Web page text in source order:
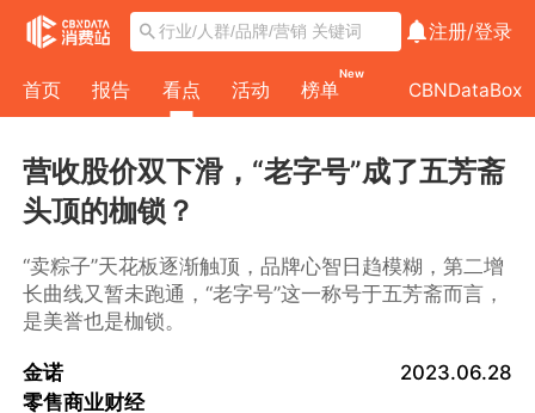
注册/登录
首页 报告 看点 活动 榜单
New
CBNDataBox
营收股价双下滑，“老字号”成了五芳斋
头顶的枷锁？
“卖粽子”天花板逐渐触顶，品牌心智日趋模糊，第二增
长曲线又暂未跑通，“老字号”这一称号于五芳斋而言，
是美誉也是枷锁。
金诺
零售商业财经
2023.06.28